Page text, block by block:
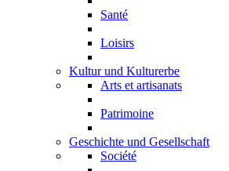
Santé
Loisirs
Kultur und Kulturerbe
Arts et artisanats
Patrimoine
Geschichte und Gesellschaft
Société